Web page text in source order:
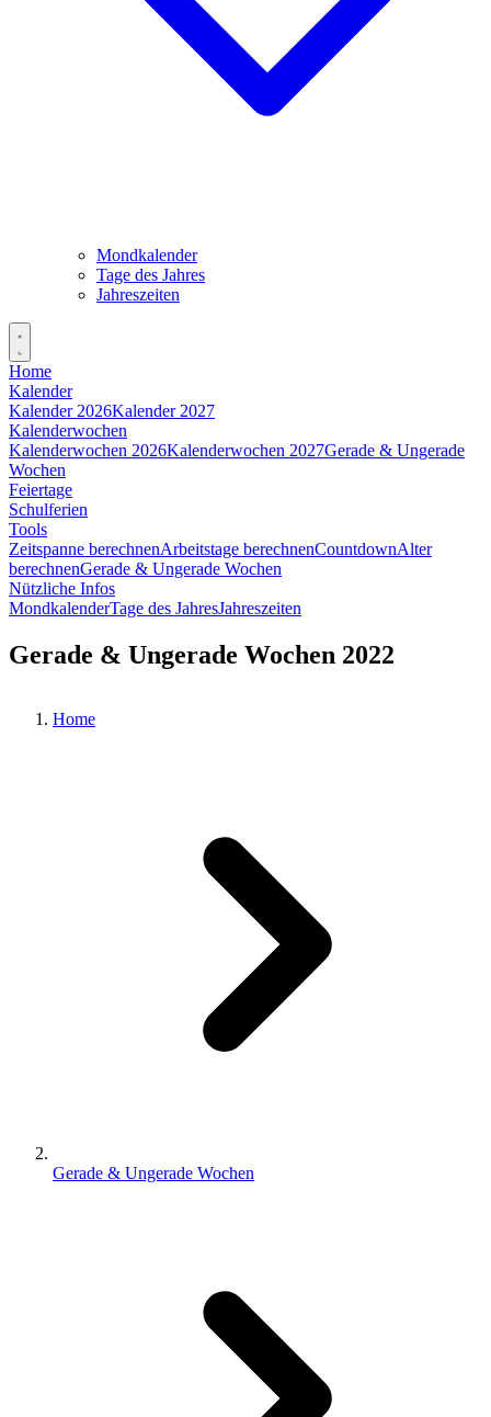
Mondkalender
Tage des Jahres
Jahreszeiten
Home
Kalender
Kalender 2026Kalender 2027
Kalenderwochen
Kalenderwochen 2026Kalenderwochen 2027Gerade & Ungerade
Wochen
Feiertage
Schulferien
Tools
Zeitspanne berechnenArbeitstage berechnenCountdownAlter
berechnenGerade & Ungerade Wochen
Nützliche Infos
MondkalenderTage des JahresJahreszeiten
Gerade & Ungerade Wochen 2022
Home
Gerade & Ungerade Wochen